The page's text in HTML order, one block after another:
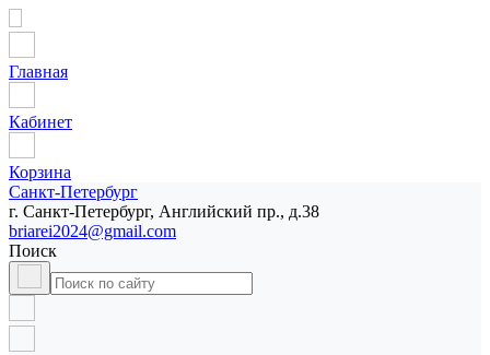
Главная
Кабинет
Корзина
Санкт-Петербург
г. Санкт-Петербург, Английский пр., д.38
briarei2024@gmail.com
Поиск